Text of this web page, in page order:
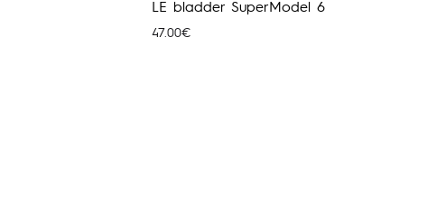
LE bladder SuperModel 6
47.00€